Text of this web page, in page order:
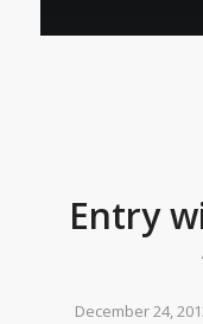
Entry
December 24,